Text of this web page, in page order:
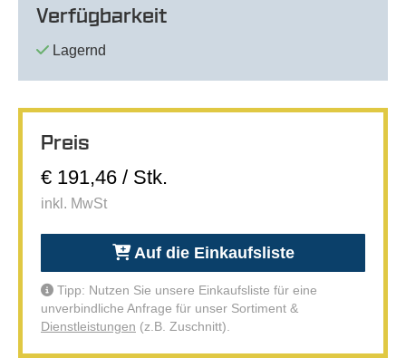
Verfügbarkeit
Lagernd
Preis
€ 191,46 / Stk.
inkl. MwSt
Auf die Einkaufsliste
Tipp: Nutzen Sie unsere Einkaufsliste für eine
unverbindliche Anfrage für unser Sortiment &
Dienstleistungen (z.B. Zuschnitt).